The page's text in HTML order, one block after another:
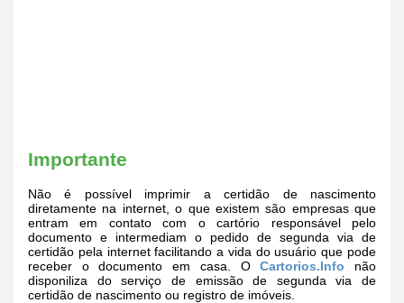
Importante
Não é possível imprimir a certidão de nascimento
diretamente na internet, o que existem são empresas que
entram em contato com o cartório responsável pelo
documento e intermediam o pedido de segunda via de
certidão pela internet facilitando a vida do usuário que pode
receber o documento em casa. OCartorios.Info não
disponiliza do serviço de emissão de segunda via de
certidão de nascimento ou registro de imóveis.